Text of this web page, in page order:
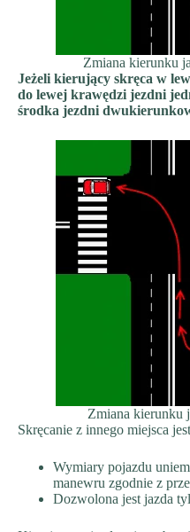
Zmiana kierunku
Jeżeli kierujący skręca w
do lewej krawędzi jezdni
środka jezdni
Zmiana kierunku
Skręcanie z innego miejsca
Wymiary pojazdu
manewru zgodnie z
Dozwolona jest jazda